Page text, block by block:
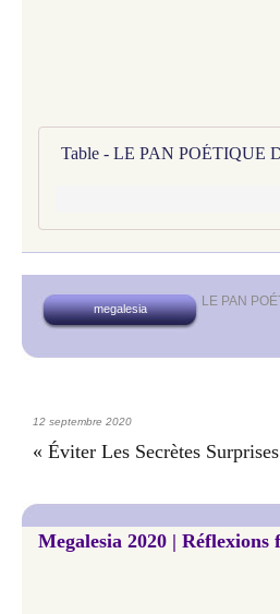
Table - LE PAN POÉTIQUE
LE PAN
megalesia
12 septembre 2020
« Éviter Les Secrètes
Megalesia 2020 |